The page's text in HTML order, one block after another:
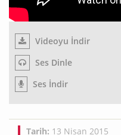
Videoyu İndir
Ses Dinle
Ses İndir
Tarih: 13 Nisan 2015